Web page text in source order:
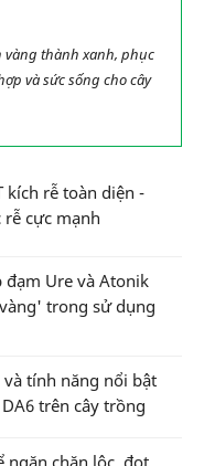
vàng thành xanh, phục
và sức sống cho cây
kích rễ toàn diện -
rễ cực mạnh
đạm Ure và Atonik
trong sử dụng
tính năng nổi bật
trên cây trồng
ngăn chặn lộc, đọt